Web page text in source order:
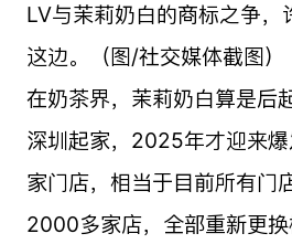
LV与茉莉奶白的商标之争，
这边。（图/社交媒体截图）
在奶茶界，茉莉奶白算是后
深圳起家，2025年才迎来
家门店，相当于目前所有门
2000多家店，全部重新更换